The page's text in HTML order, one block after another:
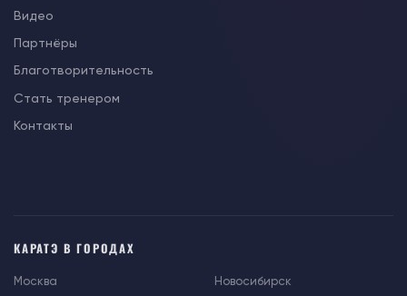
Видео
Партнёры
Благотворительность
Стать тренером
Контакты
КАРАТЭ В ГОРОДАХ
Москва Новосибирск